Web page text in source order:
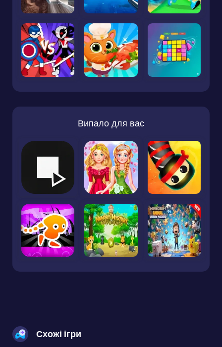
Випало для вас
Схожі ігри